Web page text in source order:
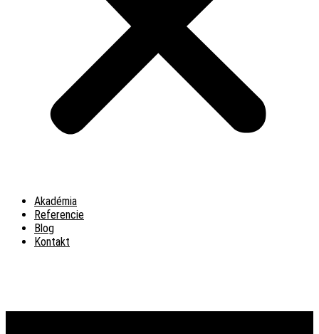
Akadémia
Referencie
Blog
Kontakt